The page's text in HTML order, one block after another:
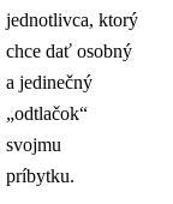
jednotlivca, ktorý
chce dať osobný
a jedinečný
„odtlačok“
svojmu
príbytku.